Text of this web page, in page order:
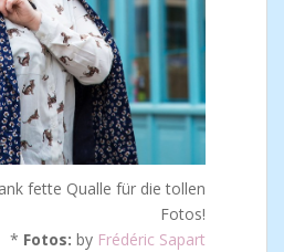
fette Qualle für die tollen
Fotos!
* Fotos: by Frédéric Sapart